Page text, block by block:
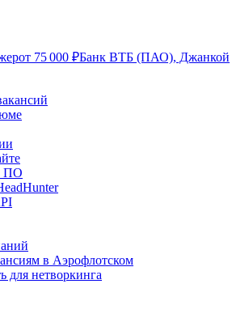
от 75 000 ₽Банк ВТБ (ПАО), Джанкой
ПО
в Аэрофлотском
для нетворкинга